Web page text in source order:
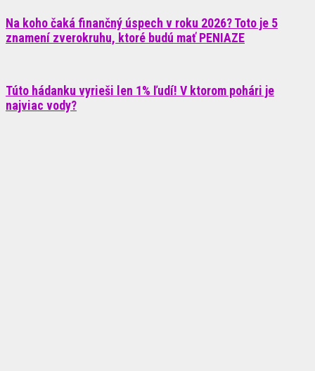
Na koho čaká finančný úspech v roku 2026? Toto je 5
znamení zverokruhu, ktoré budú mať PENIAZE
Túto hádanku vyrieši len 1% ľudí! V ktorom pohári je
najviac vody?